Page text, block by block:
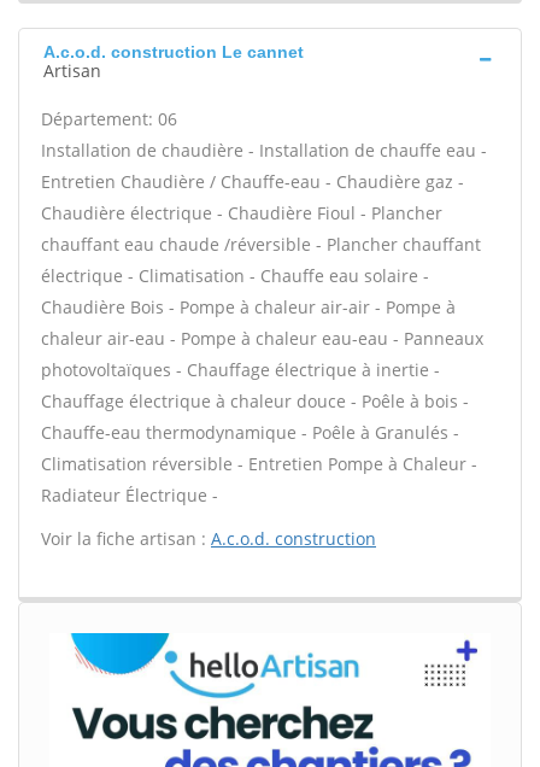
A.c.o.d. construction Le cannet
Artisan
Département: 06
Installation de chaudière - Installation de chauffe eau -
Entretien Chaudière / Chauffe-eau - Chaudière gaz -
Chaudière électrique - Chaudière Fioul - Plancher
chauffant eau chaude /réversible - Plancher chauffant
électrique - Climatisation - Chauffe eau solaire -
Chaudière Bois - Pompe à chaleur air-air - Pompe à
chaleur air-eau - Pompe à chaleur eau-eau - Panneaux
photovoltaïques - Chauffage électrique à inertie -
Chauffage électrique à chaleur douce - Poêle à bois -
Chauffe-eau thermodynamique - Poêle à Granulés -
Climatisation réversible - Entretien Pompe à Chaleur -
Radiateur Électrique -
Voir la fiche artisan : A.c.o.d. construction